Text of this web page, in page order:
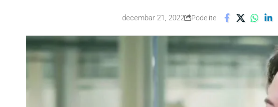
decembar 21, 2022 Podelite